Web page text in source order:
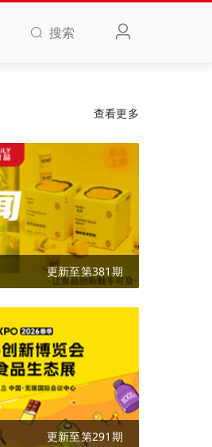
搜索
查看更多
更新至第381期
更新至第291期